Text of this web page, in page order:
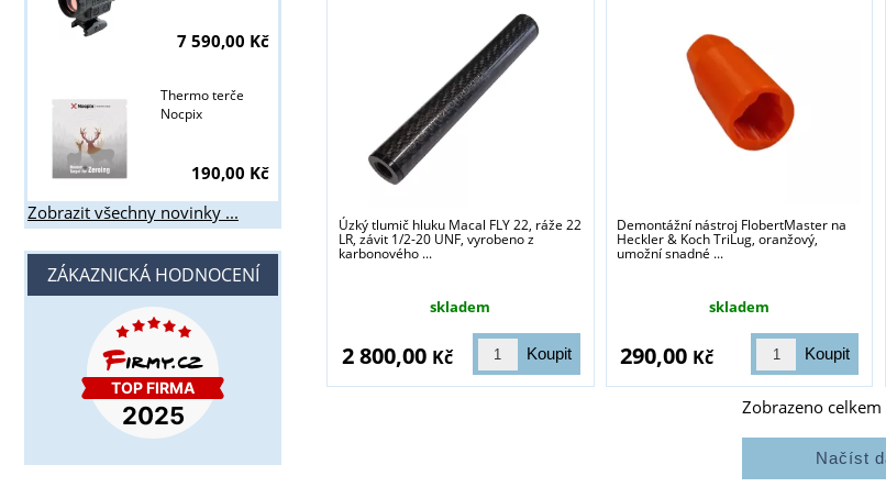
Úzký tlumič hluku Macal FLY 22, ráže 22
LR, závit 1/2-20 UNF, vyrobeno z
karbonového ...
skladem
2 800,00 Kč
Demontážní nástroj FlobertMaster na
Heckler & Koch TriLug, oranžový,
umožní snadné ...
skladem
290,00 Kč
Zobrazeno celkem
7 590,00 Kč
Thermo terče
Nocpix
190,00 Kč
Zobrazit všechny novinky ...
ZÁKAZNICKÁ HODNOCENÍ